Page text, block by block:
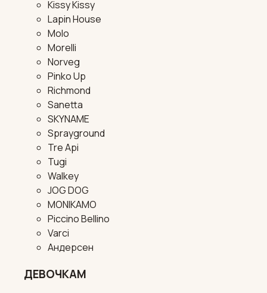
Kissy Kissy
Lapin House
Molo
Morelli
Norveg
Pinko Up
Richmond
Sanetta
SKYNAME
Sprayground
Tre Api
Tugi
Walkey
JOG DOG
MONIKAMO
Piccino Bellino
Varci
Андерсен
ДЕВОЧКАМ